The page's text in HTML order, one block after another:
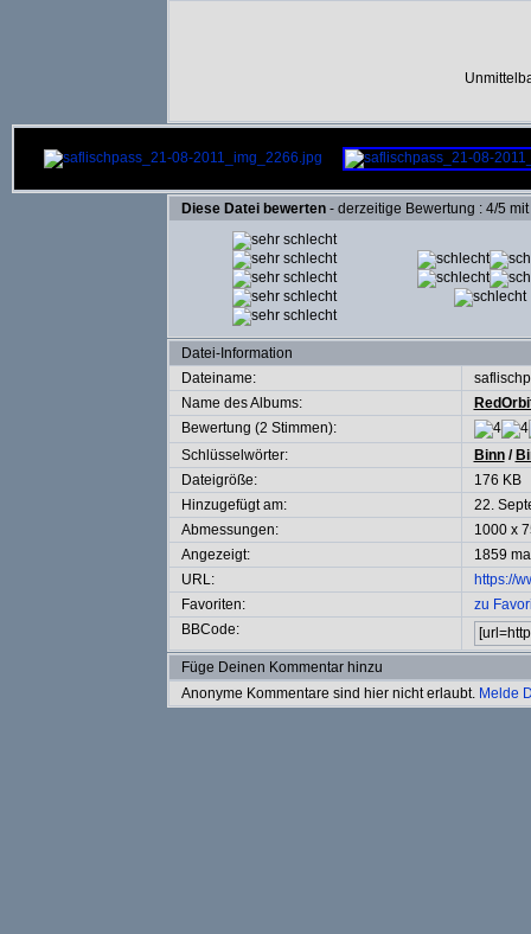
Diese Datei bewerten- derzeitige Bewertung : 4/5 mit
Datei-Information
Dateiname:
Name des Albums:
Bewertung (2 Stimmen):
Schlüsselwörter:
Binn/
Dateigröße:
176 KB
Hinzugefügt am:
22.
Abmessungen:
1000 x
Angezeigt:
1859
URL:
https://
Favoriten:
zu
BBCode:
Füge Deinen Kommentar hinzu
Anonyme Kommentare sind hier nicht erlaubt. Melde